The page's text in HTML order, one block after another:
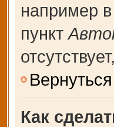
например
пункт
Как